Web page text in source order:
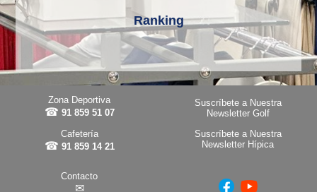
Ranking
Zona Deportiva
☎ 91 859 51 07
Cafetería
☎ 91 859 14 21
Suscríbete a Nuestra
Newsletter Golf
Suscríbete a Nuestra
Newsletter Hípica
Contacto
✉